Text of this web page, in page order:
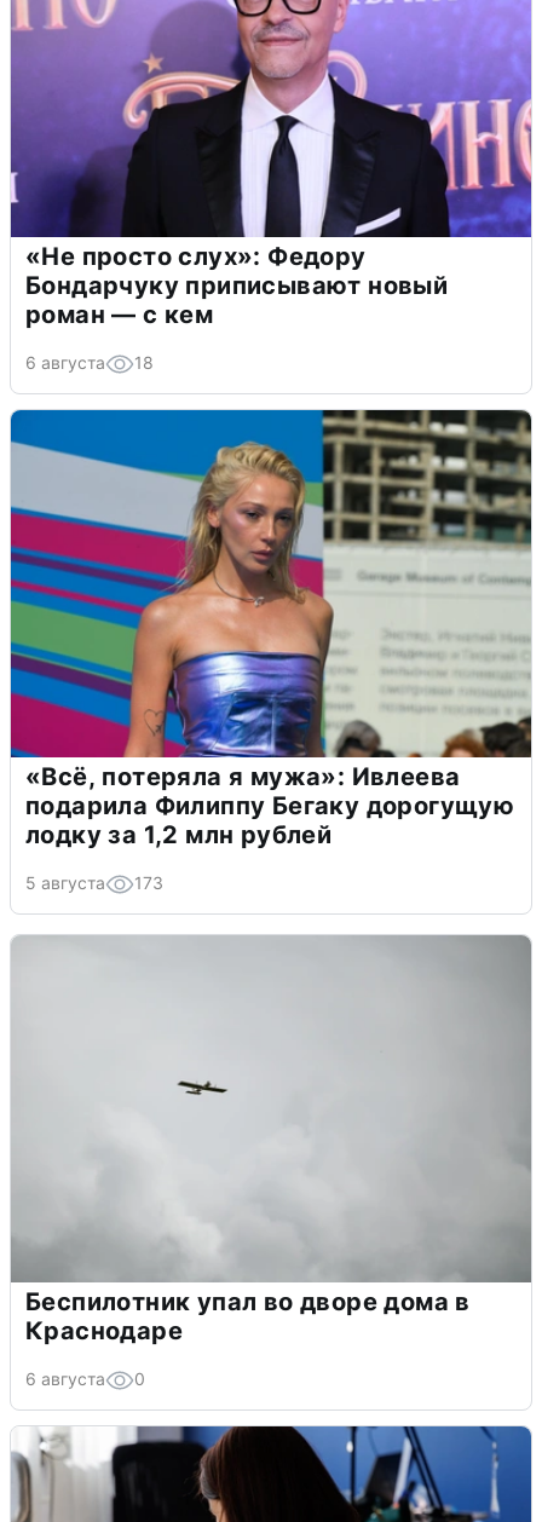
«Не просто слух»: Федору
Бондарчуку приписывают новый
роман — с кем
6 августа 18
«Всё, потеряла я мужа»: Ивлеева
подарила Филиппу Бегаку дорогущую
лодку за 1,2 млн рублей
5 августа 173
Беспилотник упал во дворе дома в
Краснодаре
6 августа 0